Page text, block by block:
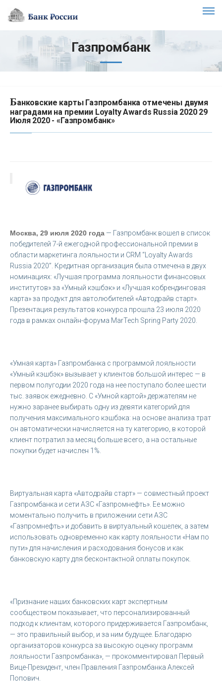
Газпромбанк
Банковские карты Газпромбанка отмечены двумя
наградами на премии Loyalty Awards Russia 2020 29
Июля 2020 - «Газпромбанк»
Москва, 29 июля 2020 года — Газпромбанк вошел в список
победителей 7-й ежегодной профессиональной премии в
области маркетинга лояльности и CRM “Loyalty Awards
Russia 2020”. Кредитная организация была отмечена в двух
номинациях: «Лучшая программа лояльности финансовых
институтов» за «Умный кэшбэк» и «Лучшая кобрендинговая
карта» за продукт для автолюбителей «Автодрайв старт».
Презентация результатов конкурса прошла 23 июля 2020
года в рамках онлайн-форума MarTech Spring Party 2020.
«Умная карта» Газпромбанка с программой лояльности
«Умный кэшбэк» вызывает у клиентов большой интерес — в
первом полугодии 2020 года на нее поступало более шести
тыс. заявок ежедневно. С «Умной картой» держателям не
нужно заранее выбирать одну из девяти категорий для
получения максимального кэшбэка: на основе анализа трат
он автоматически начисляется на ту категорию, в которой
клиент потратил за месяц больше всего, а на остальные
покупки будет начислен 1%.
Виртуальная карта «Автодрайв старт» — совместный проект
Газпромбанка и сети АЗС «Газпромнефть». Ее можно
моментально получить в приложении сети АЗС
«Газпромнефть» и добавить в виртуальный кошелек, а затем
использовать одновременно как карту лояльности «Нам по
пути» для начисления и расходования бонусов и как
банковскую карту для бесконтактной оплаты покупок.
«Признание наших банковских карт экспертным
сообществом показывает, что персонализированный
подход к клиентам, которого придерживается Газпромбанк,
— это правильный выбор, и за ним будущее. Благодарю
организаторов конкурса за высокую оценку программ
лояльности Газпромбанка», — прокомментировал Первый
Вице-Президент, член Правления Газпромбанка Алексей
Попович.